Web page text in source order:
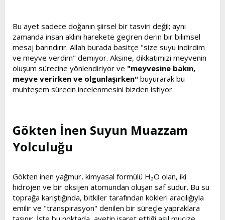
Bu ayet sadece doğanın şiirsel bir tasviri değil; aynı
zamanda insan aklını harekete geçiren derin bir bilimsel
mesaj barındırır. Allah burada basitçe "size suyu indirdim
ve meyve verdim" demiyor. Aksine, dikkatimizi meyvenin
oluşum sürecine yönlendiriyor ve "meyvesine bakın,
meyve verirken ve olgunlaşırken" buyurarak bu
muhteşem sürecin incelenmesini bizden istiyor.
Gökten İnen Suyun Muazzam
Yolculuğu​
Gökten inen yağmur, kimyasal formülü H₂O olan, iki
hidrojen ve bir oksijen atomundan oluşan saf sudur. Bu su
toprağa karıştığında, bitkiler tarafından kökleri aracılığıyla
emilir ve "transpirasyon" denilen bir süreçle yapraklara